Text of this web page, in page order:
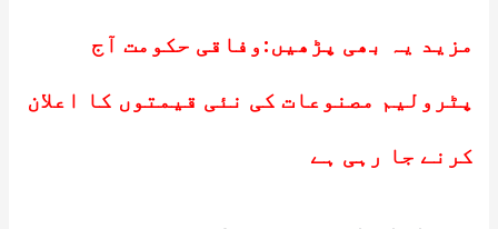
مزید یہ بھی پڑھیں: وفاقی حکومت آج
پٹرولیم مصنوعات کی نئی قیمتوں کا اعلان
کرنے جا رہی ہے